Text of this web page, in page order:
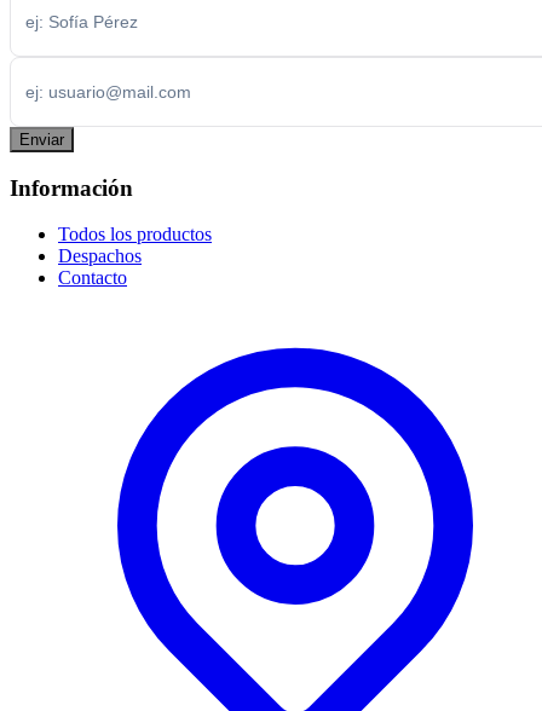
Enviar
Información
Todos los productos
Despachos
Contacto